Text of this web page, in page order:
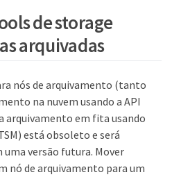
de storage
arquivadas
nós de arquivamento (tanto
na nuvem usando a API
arquivamento em fita usando
está obsoleto e será
uma versão futura. Mover
nó de arquivamento para um